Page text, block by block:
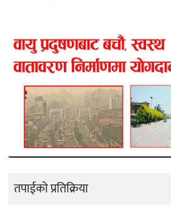
तपाईको प्रतिक्रिया